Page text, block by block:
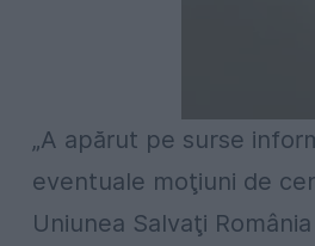
„A apărut pe surse
eventuale moţiuni de
Uniunea Salvaţi